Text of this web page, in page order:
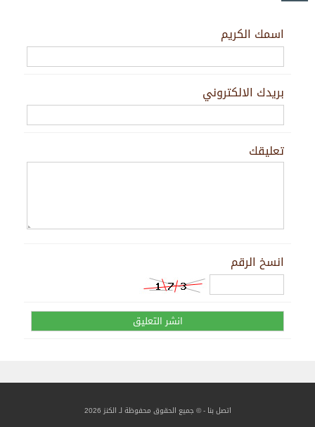
اسمك الكريم
بريدك الالكتروني
تعليقك
انسخ الرقم
اتصل بنا - © جميع الحقوق محفوظة لـ الكنز 2026